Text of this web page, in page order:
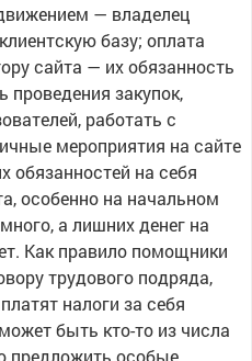
— владелец
базу; оплата
сайта — их обязанность
проведения закупок,
работать с
мероприятия на сайте
обязанностей на себя
особенно на начальном
а лишних денег на
Как правило помощники
трудового подряда,
налоги за себя
быть кто-то из числа
предложить особые